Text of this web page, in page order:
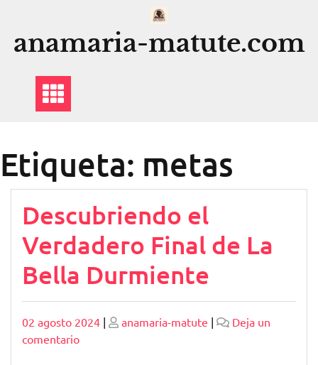
contenido
anamaria-matute.com
Etiqueta: metas
Descubriendo el
Verdadero Final de La
Bella Durmiente
Publicado
02 agosto 2024 | Publicado
anamaria-matute |
Deja un
comentarioen